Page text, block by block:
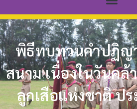
พิธีทบทวนคำปฏิญ
สนาม เนื่องในวันคล้
ลูกเสือแห่งชาติ ป